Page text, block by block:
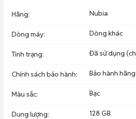
Hãng: Nubia
Dòng máy: Dòng khác
Tình trạng: Đã sử dụng
Chính sách bảo hành: Bảo hành hãng
Màu sắc: Bạc
Dung lượng: 128 GB